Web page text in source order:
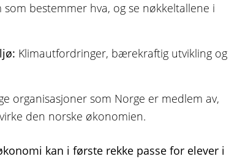
som bestemmer hva, og se nøkkeltallene i
Klimautfordringer, bærekraftig utvikling og
organisasjoner som Norge er medlem av,
den norske økonomien.
kan i første rekke passe for elever i